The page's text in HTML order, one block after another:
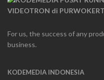
For us, the success of any
business.
KODEMEDIA INDONESIA